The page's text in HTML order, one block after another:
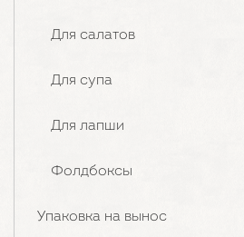
Для салатов
Для супа
Для лапши
Фолдбоксы
Упаковка на вынос